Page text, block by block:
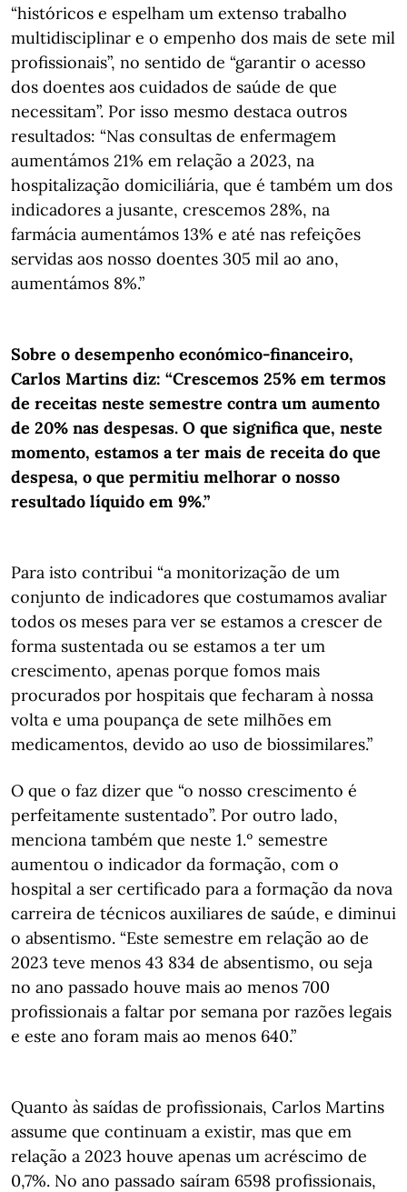
“históricos e espelham um extenso trabalho
multidisciplinar e o empenho dos mais de sete mil
profissionais”, no sentido de “garantir o acesso
dos doentes aos cuidados de saúde de que
necessitam”. Por isso mesmo destaca outros
resultados: “Nas consultas de enfermagem
aumentámos 21% em relação a 2023, na
hospitalização domiciliária, que é também um dos
indicadores a jusante, crescemos 28%, na
farmácia aumentámos 13% e até nas refeições
servidas aos nosso doentes 305 mil ao ano,
aumentámos 8%.”
Sobre o desempenho económico-financeiro,
Carlos Martins diz: “Crescemos 25% em termos
de receitas neste semestre contra um aumento
de 20% nas despesas. O que significa que, neste
momento, estamos a ter mais de receita do que
despesa, o que permitiu melhorar o nosso
resultado líquido em 9%.”
Para isto contribui “a monitorização de um
conjunto de indicadores que costumamos avaliar
todos os meses para ver se estamos a crescer de
forma sustentada ou se estamos a ter um
crescimento, apenas porque fomos mais
procurados por hospitais que fecharam à nossa
volta e uma poupança de sete milhões em
medicamentos, devido ao uso de biossimilares.”
O que o faz dizer que “o nosso crescimento é
perfeitamente sustentado”. Por outro lado,
menciona também que neste 1.º semestre
aumentou o indicador da formação, com o
hospital a ser certificado para a formação da nova
carreira de técnicos auxiliares de saúde, e diminui
o absentismo. “Este semestre em relação ao de
2023 teve menos 43 834 de absentismo, ou seja
no ano passado houve mais ao menos 700
profissionais a faltar por semana por razões legais
e este ano foram mais ao menos 640.”
Quanto às saídas de profissionais, Carlos Martins
assume que continuam a existir, mas que em
relação a 2023 houve apenas um acréscimo de
0,7%. No ano passado saíram 6598 profissionais,